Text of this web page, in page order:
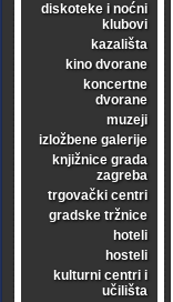
diskoteke i noćni
klubovi
kazališta
kino dvorane
koncertne
dvorane
muzeji
izložbene galerije
knjižnice grada
zagreba
trgovački centri
gradske tržnice
hoteli
hosteli
kulturni centri i
učilišta